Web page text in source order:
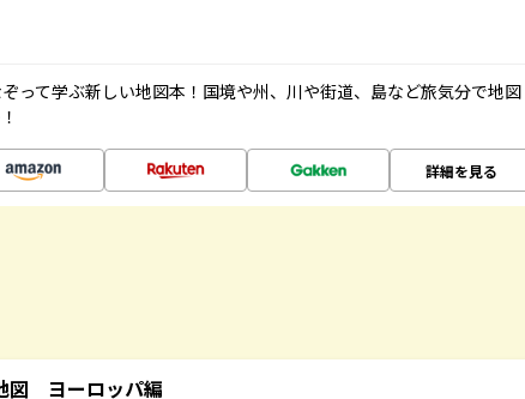
って学ぶ新しい地図本！国境や州、川や街道、島など旅気分で地図
詳細を見る
図 ヨーロッパ編